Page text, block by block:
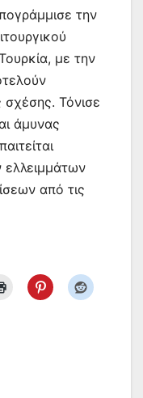
την
με την
σχέσης. Τόνισε
άμυνας
ελλειμμάτων
από τις